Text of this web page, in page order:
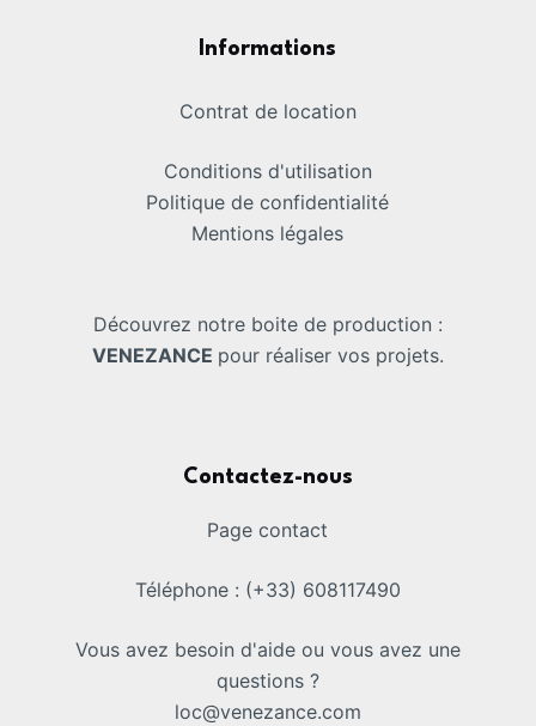
Informations
Contrat de location
Conditions d'utilisation
Politique de confidentialité
Mentions légales
Découvrez notre boite de production :
VENEZANCE pour réaliser vos projets.
Contactez-nous
Page contact
Téléphone : (+33) 608117490
Vous avez besoin d'aide ou vous avez une
questions ?
loc@venezance.com